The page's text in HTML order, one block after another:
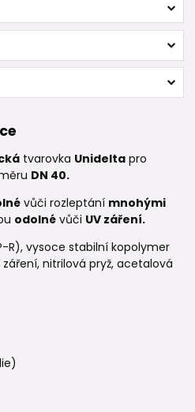
tvarovka Unidelta pro
DN 40.
vůči rozleptání mnohými
odolné vůči UV záření.
R), vysoce stabilní kopolymer
nitrilová pryž, acetalová